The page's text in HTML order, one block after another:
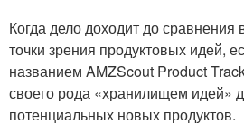
Когда дело доходит до сравнения
точки зрения продуктовых идей,
названием AMZScout Product
своего рода «хранилищем идей»
потенциальных новых продуктов.